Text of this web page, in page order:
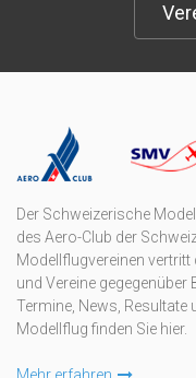
Der Schweizerische
des Aero-Club der
Modellflugvereinen vertritt
und Vereine gegegenüber
Termine, News,
Modellflug finden Sie hier.